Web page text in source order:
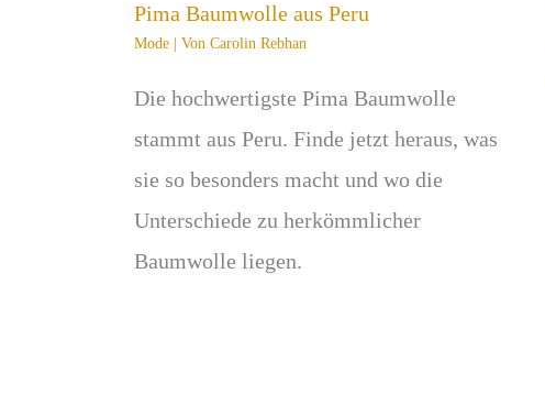
Pima Baumwolle aus Peru
Mode | Von Carolin Rebhan
Die hochwertigste Pima Baumwolle
stammt aus Peru. Finde jetzt heraus, was
sie so besonders macht und wo die
Unterschiede zu herkömmlicher
Baumwolle liegen.